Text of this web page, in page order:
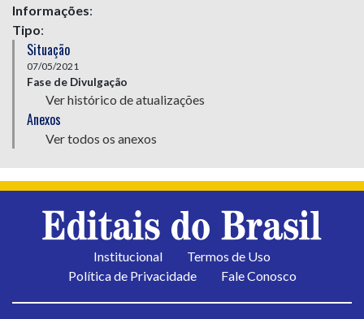
Informações:
Tipo:
Situação
07/05/2021
Fase de Divulgação
Ver histórico de atualizações
Anexos
Ver todos os anexos
Institucional
Termos de Uso
Política de Privacidade
Fale Conosco